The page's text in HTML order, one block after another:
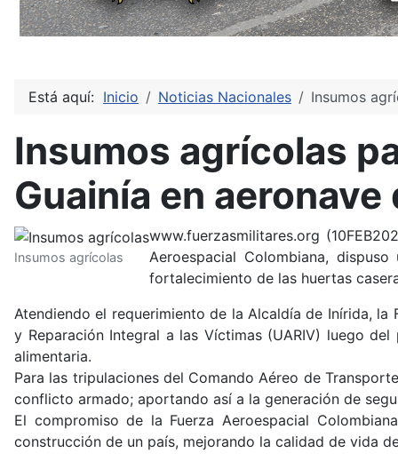
Está aquí: Inicio Noticias Nacionales Insumos
Insumos agrícolas
Guainía en
Insumos agrícolas
www.fuerzasmilitares.org
Aeroespacial Colombiana,
fortalecimiento de las huertas
Atendiendo el requerimiento de la Alcaldía de Inírida,
y Reparación Integral a las Víctimas (UARIV) luego
alimentaria.
Para las tripulaciones del Comando Aéreo de
conflicto armado; aportando así a la generación de
El compromiso de la Fuerza Aeroespacial
construcción de un país, mejorando la calidad de vida